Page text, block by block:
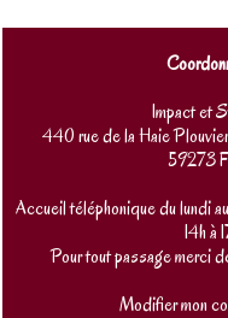
Impact et
440 rue de la Haie
59273
Accueil téléphonique du lundi
14h à
Pour tout passage merci
Modifier mon